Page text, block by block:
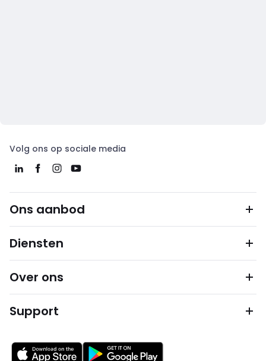
Volg ons op sociale media
Ons aanbod
Diensten
Over ons
Support